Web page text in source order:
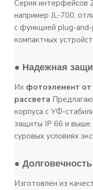
Серия интерфейсов
например JL-700,
с функцией plug-
компактных
● Надежная
Их фотоэлемент от
рассвета
корпуса с УФ-
защиты IP 66 и
суровых условиях
● Долговечность
Изготовлен из